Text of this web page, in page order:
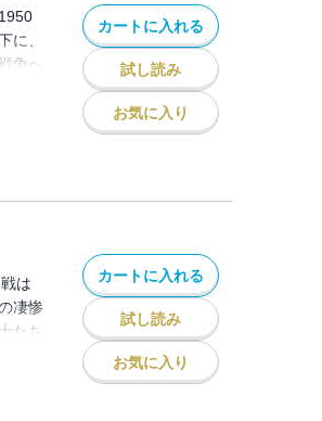
に、
争へ
サ
朝鮮
７
カートに入れる
試し読み
お気に入り
は
凄惨
たち
射す
カートに入れる
試し読み
お気に入り